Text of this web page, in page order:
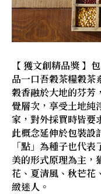
【 獲文創精品獎 】
品一口吾穀茶糧穀茶
穀香融於大地的芬芳
覺層次，享受土地純
家，對外採買時皆要
此概念延伸於包裝設
「點」為種子也代
美的形式原理為主，
花、夏清風、秋芒花
緻迷人。